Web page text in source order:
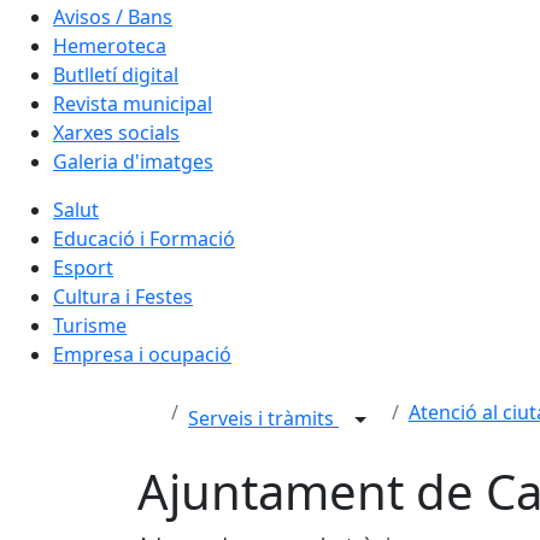
Avisos / Bans
Hemeroteca
Butlletí digital
Revista municipal
Xarxes socials
Galeria d'imatges
Salut
Educació i Formació
Esport
Cultura i Festes
Turisme
Empresa i ocupació
Serveis i tràmits Atenció al
Ajuntament de